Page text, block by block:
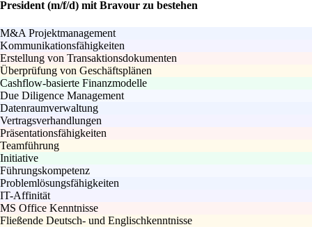
President (m/f/d) mit Bravour zu bestehen
M&A Projektmanagement
Kommunikationsfähigkeiten
Erstellung von Transaktionsdokumenten
Überprüfung von Geschäftsplänen
Cashflow-basierte Finanzmodelle
Due Diligence Management
Datenraumverwaltung
Vertragsverhandlungen
Präsentationsfähigkeiten
Teamführung
Initiative
Führungskompetenz
Problemlösungsfähigkeiten
IT-Affinität
MS Office Kenntnisse
Fließende Deutsch- und Englischkenntnisse